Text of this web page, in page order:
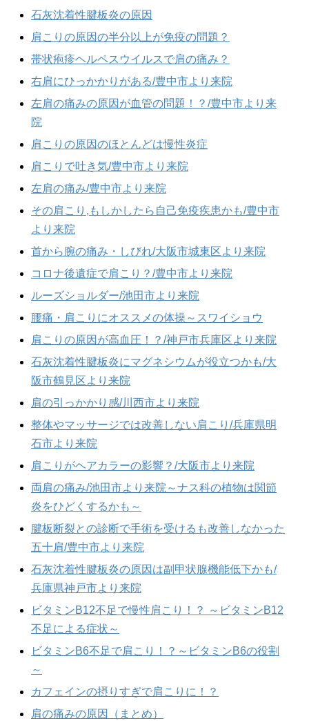
石灰沈着性腱板炎の原因
肩こりの原因の半分以上が免疫の問題？
帯状疱疹ヘルペスウイルスで肩の痛み？
右肩にひっかかりがある/豊中市より来院
左肩の痛みの原因が血管の問題！？/豊中市より来
院
肩こりの原因のほとんどは慢性炎症
肩こりで吐き気/豊中市より来院
左肩の痛み/豊中市より来院
その肩こり,もしかしたら自己免疫疾患かも/豊中市
より来院
首から腕の痛み・しびれ/大阪市城東区より来院
コロナ後遺症で肩こり？/豊中市より来院
ルーズショルダー/池田市より来院
腰痛・肩こりにオススメの体操～スワイショウ
肩こりの原因が高血圧！？/神戸市兵庫区より来院
石灰沈着性腱板炎にマグネシウムが役立つかも/大
阪市鶴見区より来院
肩の引っかかり感/川西市より来院
整体やマッサージでは改善しない肩こり/兵庫県明
石市より来院
肩こりがヘアカラーの影響？/大阪市より来院
両肩の痛み/池田市より来院～ナス科の植物は関節
炎をひどくするかも～
腱板断裂との診断で手術を受けるも改善しなかった
五十肩/豊中市より来院
石灰沈着性腱板炎の原因は副甲状腺機能低下かも/
兵庫県神戸市より来院
ビタミンB12不足で慢性肩こり！？ ～ビタミンB12
不足による症状～
ビタミンB6不足で肩こり！？～ビタミンB6の役割
～
カフェインの摂りすぎで肩こりに！？
肩の痛みの原因（まとめ）